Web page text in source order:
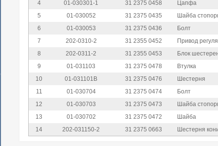
4
01-030301-1 31 2375 0458
Цапфа
5
01-030052 31 2375 0435
Шайба
6
01-030053 31 2375 0436
Болт
7
202-0310-2 31 2355 0452
Привод
8
202-0311-2 31 2355 0453
Блок
9
01-031103 31 2375 0478
Втулка
10
01-031101В 31 2375 0476
Шестерня
11
01-030704 31 2375 0474
Болт
12
01-030703 31 2375 0473
Шайба
13
01-030702 31 2375 0472
Шайба
14
202-031150-2 31 2375 0663 Шестерня